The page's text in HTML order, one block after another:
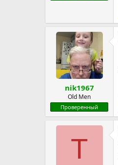
nik1967
Old Men
Проверенный
T